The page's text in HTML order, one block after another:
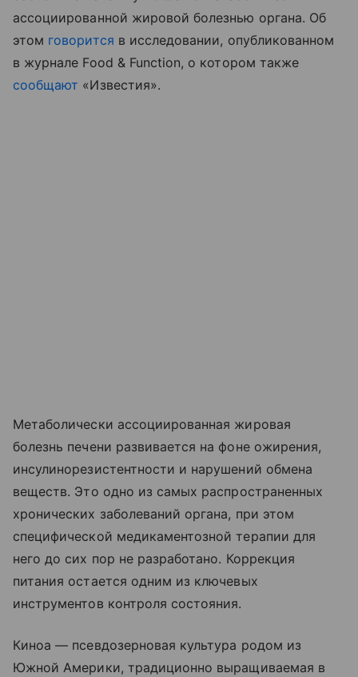
ассоциированной жировой болезнью органа. Об
этом говорится в исследовании, опубликованном
в журнале Food & Function, о котором также
сообщают «Известия».
Метаболически ассоциированная жировая
болезнь печени развивается на фоне ожирения,
инсулинорезистентности и нарушений обмена
веществ. Это одно из самых распространенных
хронических заболеваний органа, при этом
специфической медикаментозной терапии для
него до сих пор не разработано. Коррекция
питания остается одним из ключевых
инструментов контроля состояния.
Киноа — псевдозерновая культура родом из
Южной Америки, традиционно выращиваемая в